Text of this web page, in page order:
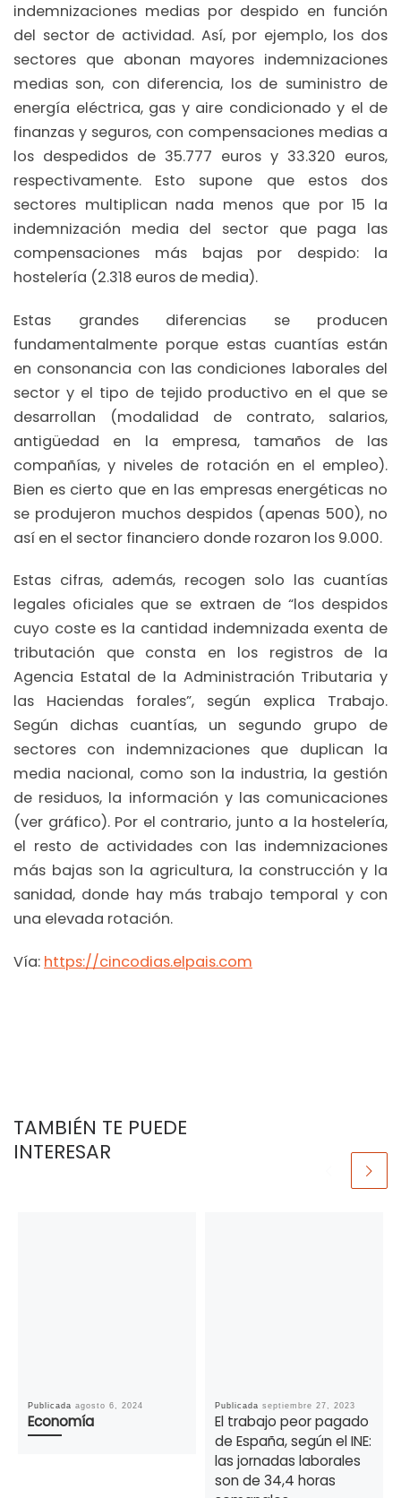
indemnizaciones medias por despido en función
del sector de actividad. Así, por ejemplo, los dos
sectores que abonan mayores indemnizaciones
medias son, con diferencia, los de suministro de
energía eléctrica, gas y aire condicionado y el de
finanzas y seguros, con compensaciones medias a
los despedidos de 35.777 euros y 33.320 euros,
respectivamente. Esto supone que estos dos
sectores multiplican nada menos que por 15 la
indemnización media del sector que paga las
compensaciones más bajas por despido: la
hostelería (2.318 euros de media).
Estas grandes diferencias se producen
fundamentalmente porque estas cuantías están
en consonancia con las condiciones laborales del
sector y el tipo de tejido productivo en el que se
desarrollan (modalidad de contrato, salarios,
antigüedad en la empresa, tamaños de las
compañías, y niveles de rotación en el empleo).
Bien es cierto que en las empresas energéticas no
se produjeron muchos despidos (apenas 500), no
así en el sector financiero donde rozaron los 9.000.
Estas cifras, además, recogen solo las cuantías
legales oficiales que se extraen de “los despidos
cuyo coste es la cantidad indemnizada exenta de
tributación que consta en los registros de la
Agencia Estatal de la Administración Tributaria y
las Haciendas forales”, según explica Trabajo.
Según dichas cuantías, un segundo grupo de
sectores con indemnizaciones que duplican la
media nacional, como son la industria, la gestión
de residuos, la información y las comunicaciones
(ver gráfico). Por el contrario, junto a la hostelería,
el resto de actividades con las indemnizaciones
más bajas son la agricultura, la construcción y la
sanidad, donde hay más trabajo temporal y con
una elevada rotación.
Vía: https://cincodias.elpais.com
TAMBIÉN TE PUEDE
INTERESAR
Publicada agosto 6, 2024
Economía
Publicada septiembre 27, 2023
El trabajo peor pagado
de España, según el INE:
las jornadas laborales
son de 34,4 horas